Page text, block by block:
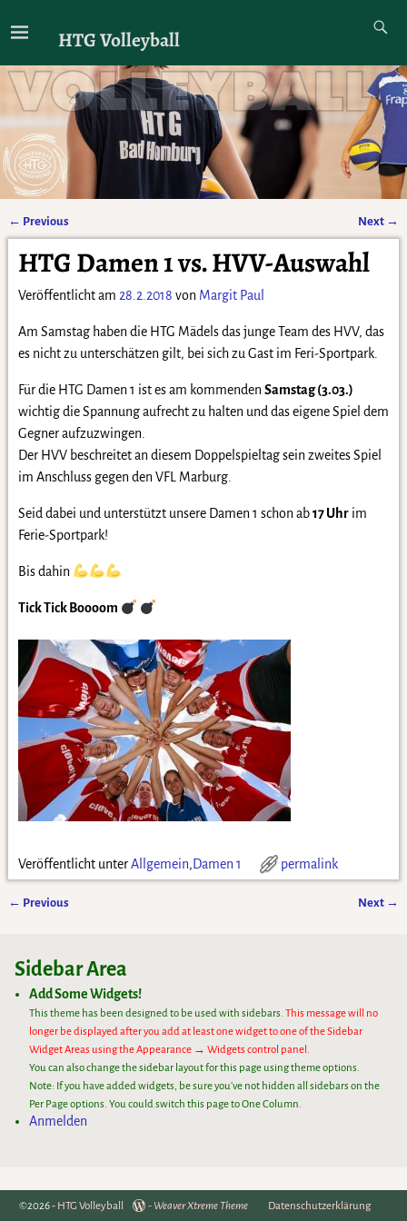
HTG Volleyball
Artikelnavigation
← Previous Next →
HTG Damen 1 vs. HVV-Auswahl
Veröffentlicht am 28.2.2018 von Margit Paul
Am Samstag haben die HTG Mädels das junge Team des HVV, das
es nicht zu unterschätzen gilt, bei sich zu Gast im Feri-Sportpark.
Für die HTG Damen 1 ist es am kommendenSamstag (3.03.)
wichtig die Spannung aufrecht zu halten und das eigene Spiel dem
Gegner aufzuzwingen.
Der HVV beschreitet an diesem Doppelspieltag sein zweites Spiel
im Anschluss gegen den VFL Marburg.
Seid dabei und unterstützt unsere Damen 1 schon ab17 Uhrim
Ferie-Sportpark!
Bis dahin
Tick Tick Boooom
Veröffentlicht unter Allgemein, Damen 1 permalink
← Previous Next →
Sidebar Area
Add Some Widgets!
This theme has been designed to be used with sidebars. This message will no
longer be displayed after you add at least one widget to one of the Sidebar
Widget Areas using the Appearance → Widgets control panel.
You can also change the sidebar layout for this page using theme options.
Note: If you have added widgets, be sure you've not hidden all sidebars on the
Per Page options. You could switch this page to One Column.
Anmelden
©2026 - HTG Volleyball - Weaver Xtreme Theme Datenschutzerklärung